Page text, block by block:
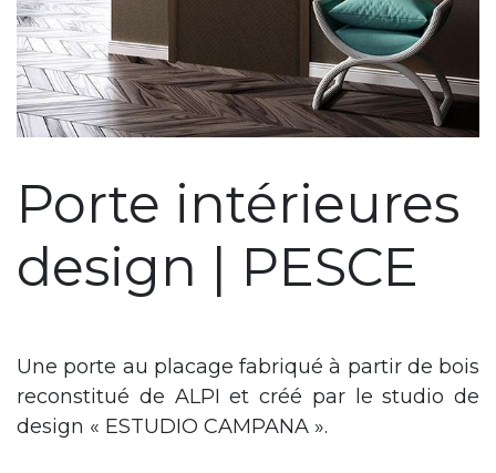
Porte intérieures
design | PESCE
Une porte au placage fabriqué à partir de bois
reconstitué de ALPI et créé par le studio de
design « ESTUDIO CAMPANA ».